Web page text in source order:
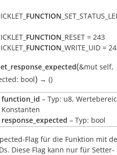
FUNCTION
FUNCTION _RESET = 243
FUNCTION _WRITE_UID =
(&mut self,
bool) → ()
function_id – Typ: u8,
Konstanten
response_expected – Typ: bool
Flag für die Funktion mit
Diese Flag kann nur für Setter-